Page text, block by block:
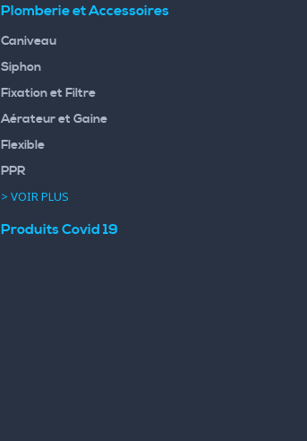
Plomberie et Accessoires
Caniveau
Siphon
Fixation et Filtre
Aérateur et Gaine
Flexible
PPR
> VOIR PLUS
Produits Covid 19